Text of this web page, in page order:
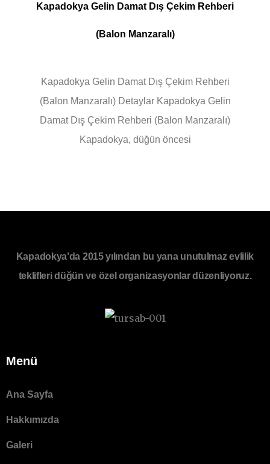
Kapadokya Gelin Damat Dış Çekim Rehberi
(Balon Manzaralı)
Kapadokya Gelin Damat Dış Çekim Rehberi
(Balon Manzaralı) Detaylar Kapadokya Gelin
Damat Dış Çekim Rehberi (Balon Manzaralı)
Kapadokya, düğün öncesi
Kapadokya’da 2015 yılından bu yana unutulmaz evlilik
teklifleri düğün ve özel organizasyonlar düzenliyoruz.
Menü
Ana Sayfa
Hakkımızda
Galeri